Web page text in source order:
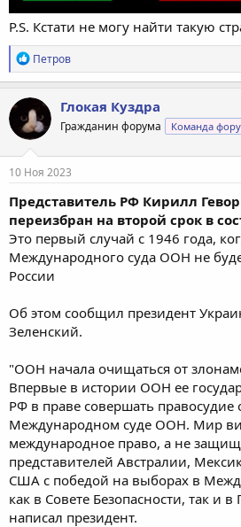
P.S. Кстати не могу найти такую
Р
е
а
к
ц
и
и
:
Петров
Глокая Куздра
Гражданин форума Команда
10 Ноя 2023
Представитель РФ Кирилл
переизбран на второй срок в
Это первый случай с 1946 года,
Международного суда ООН не
России
Об этом сообщил президент
Зеленский.
"ООН начала очищаться от
Впервые в истории ООН ее
РФ в праве совершать правосудие
Международном суде ООН. Мир
международное право, а не
представителей Австралии,
США с победой на выборах в
как в Совете Безопасности, так и
написал президент.